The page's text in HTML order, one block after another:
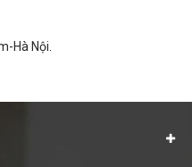
Hà Nội.